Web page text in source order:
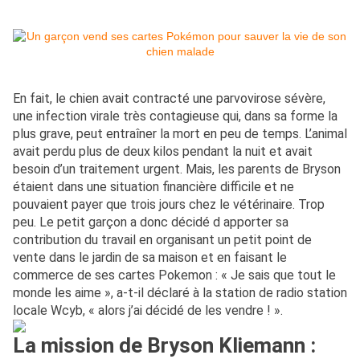
En fait, le chien avait contracté une parvovirose sévère,
une infection virale très contagieuse qui, dans sa forme la
plus grave, peut entraîner la mort en peu de temps. L’animal
avait perdu plus de deux kilos pendant la nuit et avait
besoin d’un traitement urgent. Mais, les parents de Bryson
étaient dans une situation financière difficile et ne
pouvaient payer que trois jours chez le vétérinaire. Trop
peu. Le petit garçon a donc décidé d apporter sa
contribution du travail en organisant un petit point de
vente dans le jardin de sa maison et en faisant le
commerce de ses cartes Pokemon : « Je sais que tout le
monde les aime », a-t-il déclaré à la station de radio station
locale Wcyb, « alors j’ai décidé de les vendre ! ».
La mission de Bryson Kliemann :